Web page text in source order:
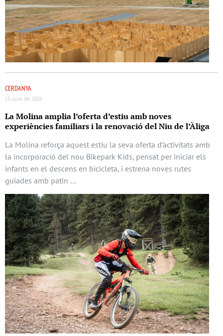
CERDANYA
23 juliol del 2026
La Molina amplia l’oferta d’estiu amb noves
experiències familiars i la renovació del Niu de l’Àliga
La Molina reforça aquest estiu la seva oferta d’activitats amb
la incorporació del nou Bikepark Kids, pensat per iniciar els
infants en el descens en bicicleta, i estrena noves rutes
guiades amb patin …